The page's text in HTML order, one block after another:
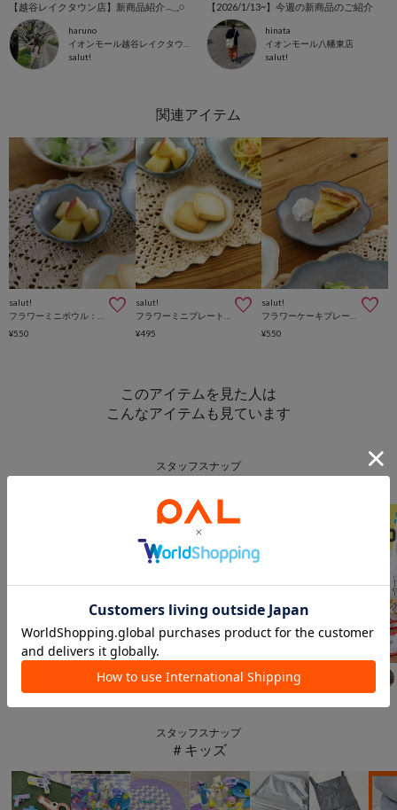
【越谷レイクタウン店】新商品紹介𓂃𓈒𓏸
haruno
salut!
【2026/1/13~】今週の新商品のご紹介
hinata
イオンモール八幡東店
salut!
salut!
¥550
salut!
¥495
salut!
¥550
このアイテムを見た人は
こんなアイテムも見ています
スタッフスナップ
3COINS 3COINS
スタッフスナップ
＃キッズ